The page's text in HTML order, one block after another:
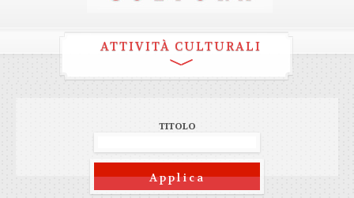
ATTIVITÀ CULTURALI
TITOLO